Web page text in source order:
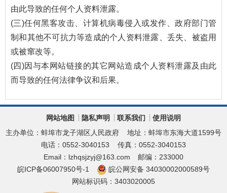
由此导致的任何个人资料泄露。
(三)任何黑客攻击、计算机病毒侵入或发作、政府部门管
制和其他不可抗力等造成的个人资料泄露、丢失、被盗用
或被窜改等。
(四)因与本网站链接的其它网站造成个人资料泄露及由此
而导致的任何法律争议和后果。
网站地图 隐私声明 联系我们
使用说明
主办单位：蚌埠市龙子湖区人民政府
地址：蚌埠市东海大道1599号
电话：0552-3040153
传真：0552-3040153
Email：lzhqsjzyj@163.com
邮编：233000
皖ICP备06007950号-1
皖公网安备 34030002000589号
网站标识码：3403020005